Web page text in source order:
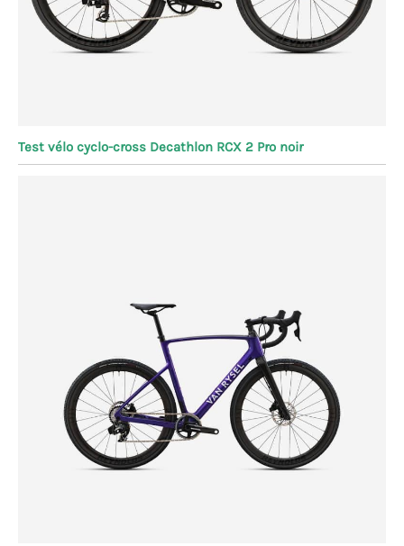
Test vélo cyclo-cross Decathlon RCX 2 Pro noir